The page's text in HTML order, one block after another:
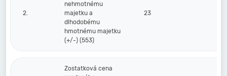
2.
nehmotnému
majetku a
dlhodobému
hmotnému majetku
(+/-) (553)
23
Zostatková cena